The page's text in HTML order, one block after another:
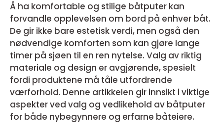
Å ha komfortable og stilige båtputer kan
forvandle opplevelsen om bord på enhver båt.
De gir ikke bare estetisk verdi, men også den
nødvendige komforten som kan gjøre lange
timer på sjøen til en ren nytelse. Valg av riktig
materiale og design er avgjørende, spesielt
fordi produktene må tåle utfordrende
værforhold. Denne artikkelen gir innsikt i viktige
aspekter ved valg og vedlikehold av båtputer
for både nybegynnere og erfarne båteiere.